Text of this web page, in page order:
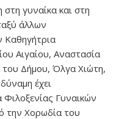
γυναίκα και στη
άλλων
Καθηγήτρια
Αιγαίου, Αναστασία
του Δήμου, Όλγα Χιώτη,
έχει
Γυναικών
την Χορωδία του